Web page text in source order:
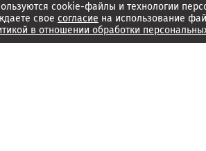
cookie-файлы и технологии
свое согласие на использование
в отношении обработки